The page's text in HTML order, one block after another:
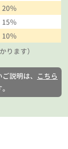
20％
15％
10％
ります）
説明は、 こちら